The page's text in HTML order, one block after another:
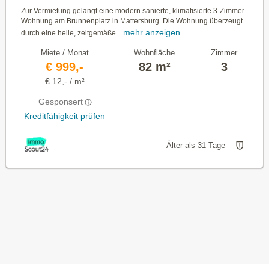
Zur Vermietung gelangt eine modern sanierte, klimatisierte 3-Zimmer-
Wohnung am Brunnenplatz in Mattersburg. Die Wohnung überzeugt
durch eine helle, zeitgemäße... mehr anzeigen
Miete / Monat
€ 999,-
€ 12,- / m²
Gesponsert
Kreditfähigkeit prüfen
Wohnfläche
82 m²
Zimmer
3
Älter als 31 Tage